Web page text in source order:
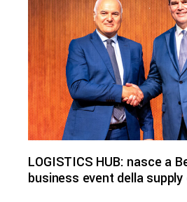
LOGISTICS HUB: nasce a
business event della